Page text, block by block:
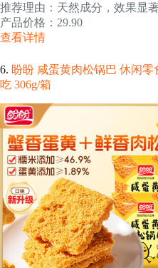
推荐理由：天然成分，效果显
产品价格：29.90
查看详情
6. 盼盼 咸蛋黄肉松锅巴 休闲
吃 306g/箱